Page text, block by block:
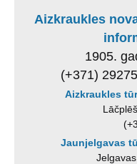
Aizkraukles
1905.
(+371)
Aizkraukles
Jaunjelgavas